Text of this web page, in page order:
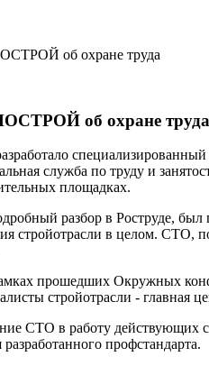
об охране труда
об охране труда
служба по труду и
площадках.
разбор в Роструде,
стройотрасли в целом. СТО,
прошедших Окружных
стройотрасли - главная
СТО в работу действующих
профстандарта.